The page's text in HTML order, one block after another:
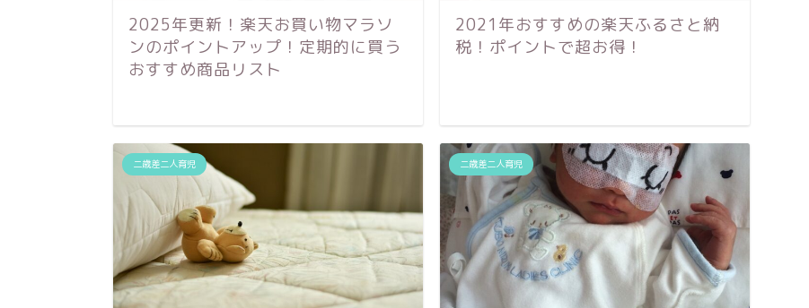
2025年更新！楽天お買い物マラソ
ンのポイントアップ！定期的に買う
おすすめ商品リスト
2021年おすすめの楽天ふるさと納
税！ポイントで超お得！
二歳差二人育児 二歳差二人育児